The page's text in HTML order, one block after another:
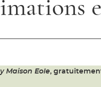
Maison
Maison Eole,